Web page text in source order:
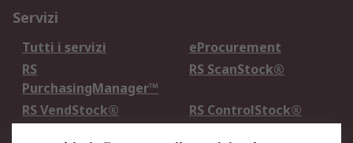
Servizi
Tutti i servizi
eProcurement
RS
PurchasingManager™
RS ScanStock®
RS VendStock®
RS ControlStock®